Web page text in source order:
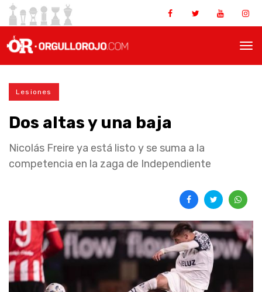
Lesiones
Dos altas y una baja
Nicolás Freire ya está listo y se suma a la
competencia en la zaga de Independiente